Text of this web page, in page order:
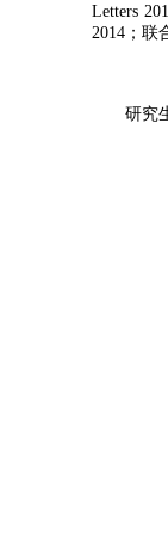
Letters
2014 ；联
研究生